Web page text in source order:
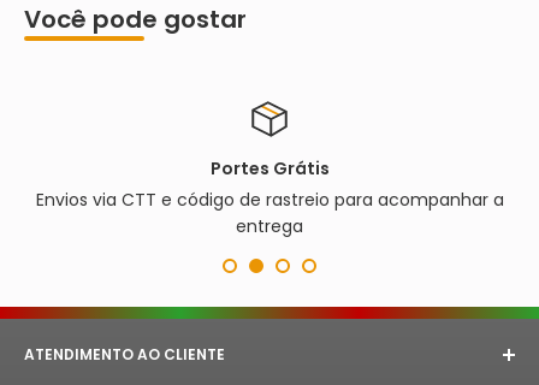
Você pode gostar
Portes Grátis
Envios via CTT e código de rastreio para acompanhar a
entrega
ATENDIMENTO AO CLIENTE